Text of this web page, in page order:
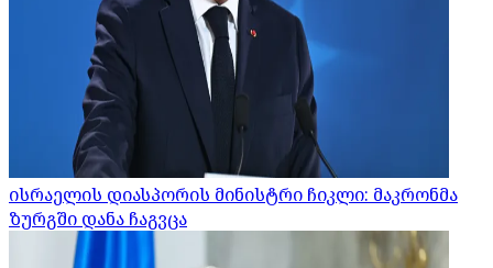
ისრაელის დიასპორის მინისტრი ჩიკლი: მაკრონმა
ზურგში დანა ჩაგვცა